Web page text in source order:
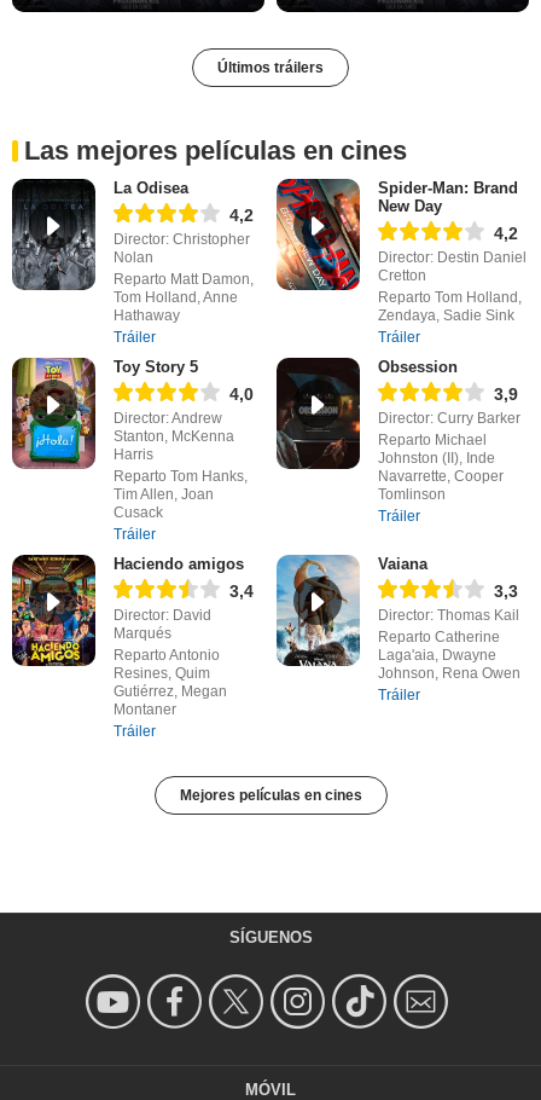
Últimos tráilers
Las mejores películas en cines
La Odisea
4,2
Director: Christopher
Nolan
Reparto Matt Damon,
Tom Holland, Anne
Hathaway
Tráiler
Spider-Man: Brand
New Day
4,2
Director: Destin Daniel
Cretton
Reparto Tom Holland,
Zendaya, Sadie Sink
Tráiler
Toy Story 5
4,0
Director: Andrew
Stanton, McKenna
Harris
Reparto Tom Hanks,
Tim Allen, Joan
Cusack
Tráiler
Obsession
3,9
Director: Curry Barker
Reparto Michael
Johnston (II), Inde
Navarrette, Cooper
Tomlinson
Tráiler
Haciendo amigos
3,4
Director: David
Marqués
Reparto Antonio
Resines, Quim
Gutiérrez, Megan
Montaner
Tráiler
Vaiana
3,3
Director: Thomas Kail
Reparto Catherine
Laga'aia, Dwayne
Johnson, Rena Owen
Tráiler
Mejores películas en cines
SÍGUENOS
MÓVIL